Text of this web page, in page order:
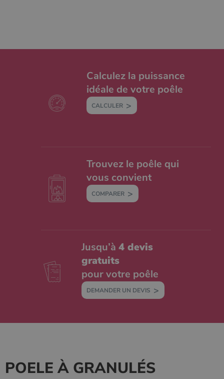
Calculez la puissance
idéale de votre poêle
CALCULER
Trouvez le poêle qui
vous convient
COMPARER
Jusqu’à4 devis
gratuits
pour votre poêle
DEMANDER UN DEVIS
POELE À GRANULÉS